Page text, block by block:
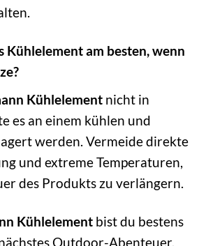
Kühlelement am besten, wenn
Kühlelement nicht in
es an einem kühlen und
werden. Vermeide direkte
und extreme Temperaturen,
des Produkts zu verlängern.
Kühlelement bist du bestens
Outdoor-Abenteuer.